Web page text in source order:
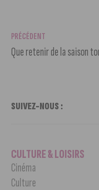
PRÉCÉDENT
SUIVEZ-NOUS :
CULTURE & LOISIRS
Cinéma
Culture